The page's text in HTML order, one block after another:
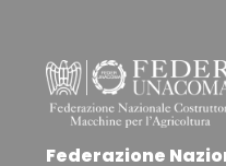
Federazione